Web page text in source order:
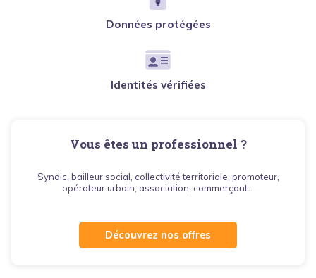
Données protégées
Identités vérifiées
Vous êtes un professionnel ?
Syndic, bailleur social, collectivité territoriale, promoteur,
opérateur urbain, association, commerçant...
Découvrez nos offres